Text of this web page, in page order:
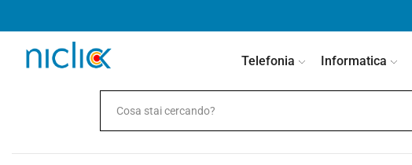
Telefonia Informatica